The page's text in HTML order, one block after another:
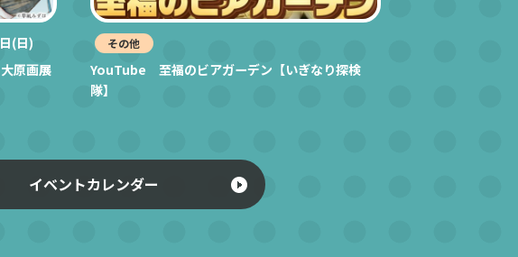
(日)
原画展
その他
YouTube 至福のビアガーデン【いぎなり探検
隊】
イベントカレンダー